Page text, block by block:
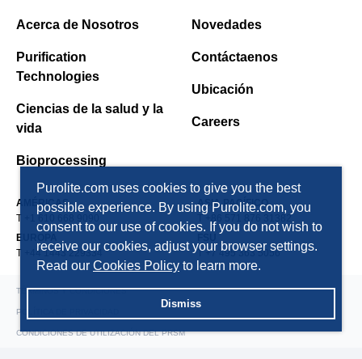
Purolite.com uses cookies to give you the best
possible experience. By using Purolite.com, you
consent to our use of cookies. If you do not wish to
receive our cookies, adjust your browser settings.
Read our Cookies Policy to learn more.
Dismiss
Acerca de Nosotros
Purification
Technologies
Ciencias de la salud y la
vida
Bioprocessing
Novedades
Contáctaenos
Ubicación
Careers
AMÉRICAS
T +1 610 668 9090
ASIA PACÍFICO
T +86 571 876 31382
EUROPA
T +44 1443 229334
T +7 495 363 5056
TÉRMINOS Y CONDICIONES
POLÍTICA DE PRIVACIDAD
CONDICIONES DE UTILIZACIÓN DEL PRSM